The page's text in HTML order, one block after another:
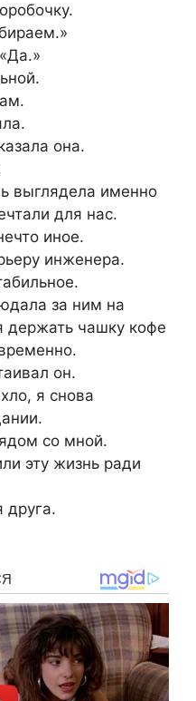
она.
выглядела именно
для нас.
иное.
инженера.
за ним на
держать чашку кофе
он.
я снова
со мной.
эту жизнь ради
друга.